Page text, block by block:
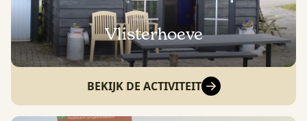
Vlisterhoeve
BEKIJK DE ACTIVITEIT